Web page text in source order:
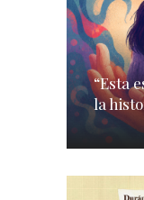
“Esta
la